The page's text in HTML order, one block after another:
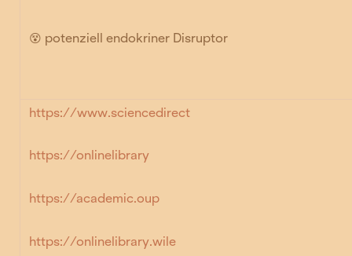
😵 potenziell endokriner Disruptor
https://www.sciencedirect
https://onlinelibrary
https://academic.oup
https://onlinelibrary.wile